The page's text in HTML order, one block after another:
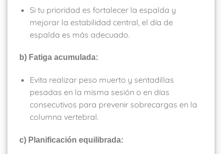
Si tu prioridad es fortalecer la espalda y
mejorar la estabilidad central, el día de
espalda es más adecuado.
b) Fatiga acumulada:
Evita realizar peso muerto y sentadillas
pesadas en la misma sesión o en días
consecutivos para prevenir sobrecargas en la
columna vertebral.
c) Planificación equilibrada: